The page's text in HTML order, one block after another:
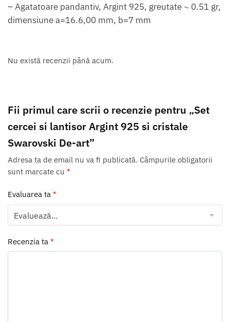
– Agatatoare pandantiv, Argint 925, greutate ~ 0.51 gr,
dimensiune a=16.6,00 mm, b=7 mm
Nu există recenzii până acum.
Fii primul care scrii o recenzie pentru „Set
cercei si lantisor Argint 925 si cristale
Swarovski De-art”
Adresa ta de email nu va fi publicată. Câmpurile obligatorii
sunt marcate cu *
Evaluarea ta *
Recenzia ta *